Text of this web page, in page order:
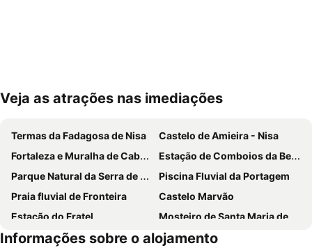
Ampliar mapa
Veja as atrações nas imediações
Termas da Fadagosa de Nisa
Castelo de Amieira - Nisa
Fortaleza e Muralha de Cabeço de Vide
Estação de Comboios da Beirã
Parque Natural da Serra de São Mamede
Piscina Fluvial da Portagem
Praia fluvial de Fronteira
Castelo Marvão
Estação do Fratel
Mosteiro de Santa Maria de Flor da Rosa
Parque Aquático do Crato
Ponte Romana da Portagem
Informações sobre o alojamento